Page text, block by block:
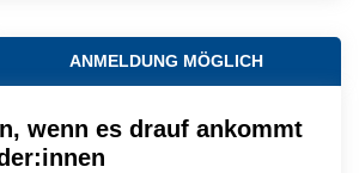
ANMELDUNG MÖGLICH
wenn es drauf ankommt